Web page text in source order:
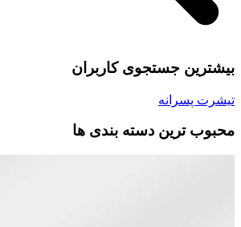
بیشترین جستجوی کاربران
تیشرت پسرانه
محبوب ترین دسته بندی ها